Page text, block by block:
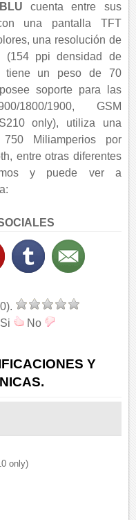
BLU cuenta entre sus
una pantalla TFT
una resolución de
(154 ppi densidad de
tiene un peso de 70
soporte para las
1800/1900, GSM
only), utiliza una
Miliamperios por
entre otras diferentes
y puede ver a
Si No
Y
only)